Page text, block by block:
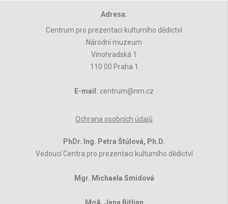
Adresa:
Centrum pro prezentaci kulturního dědictví
Národní muzeum
Vinohradská 1
110 00 Praha 1
E-mail: centrum@nm.cz
Ochrana osobních údajů
PhDr. Ing. Petra Štůlová, Ph.D.
Vedoucí Centra pro prezentaci kulturního dědictví
Mgr. Michaela Smidová